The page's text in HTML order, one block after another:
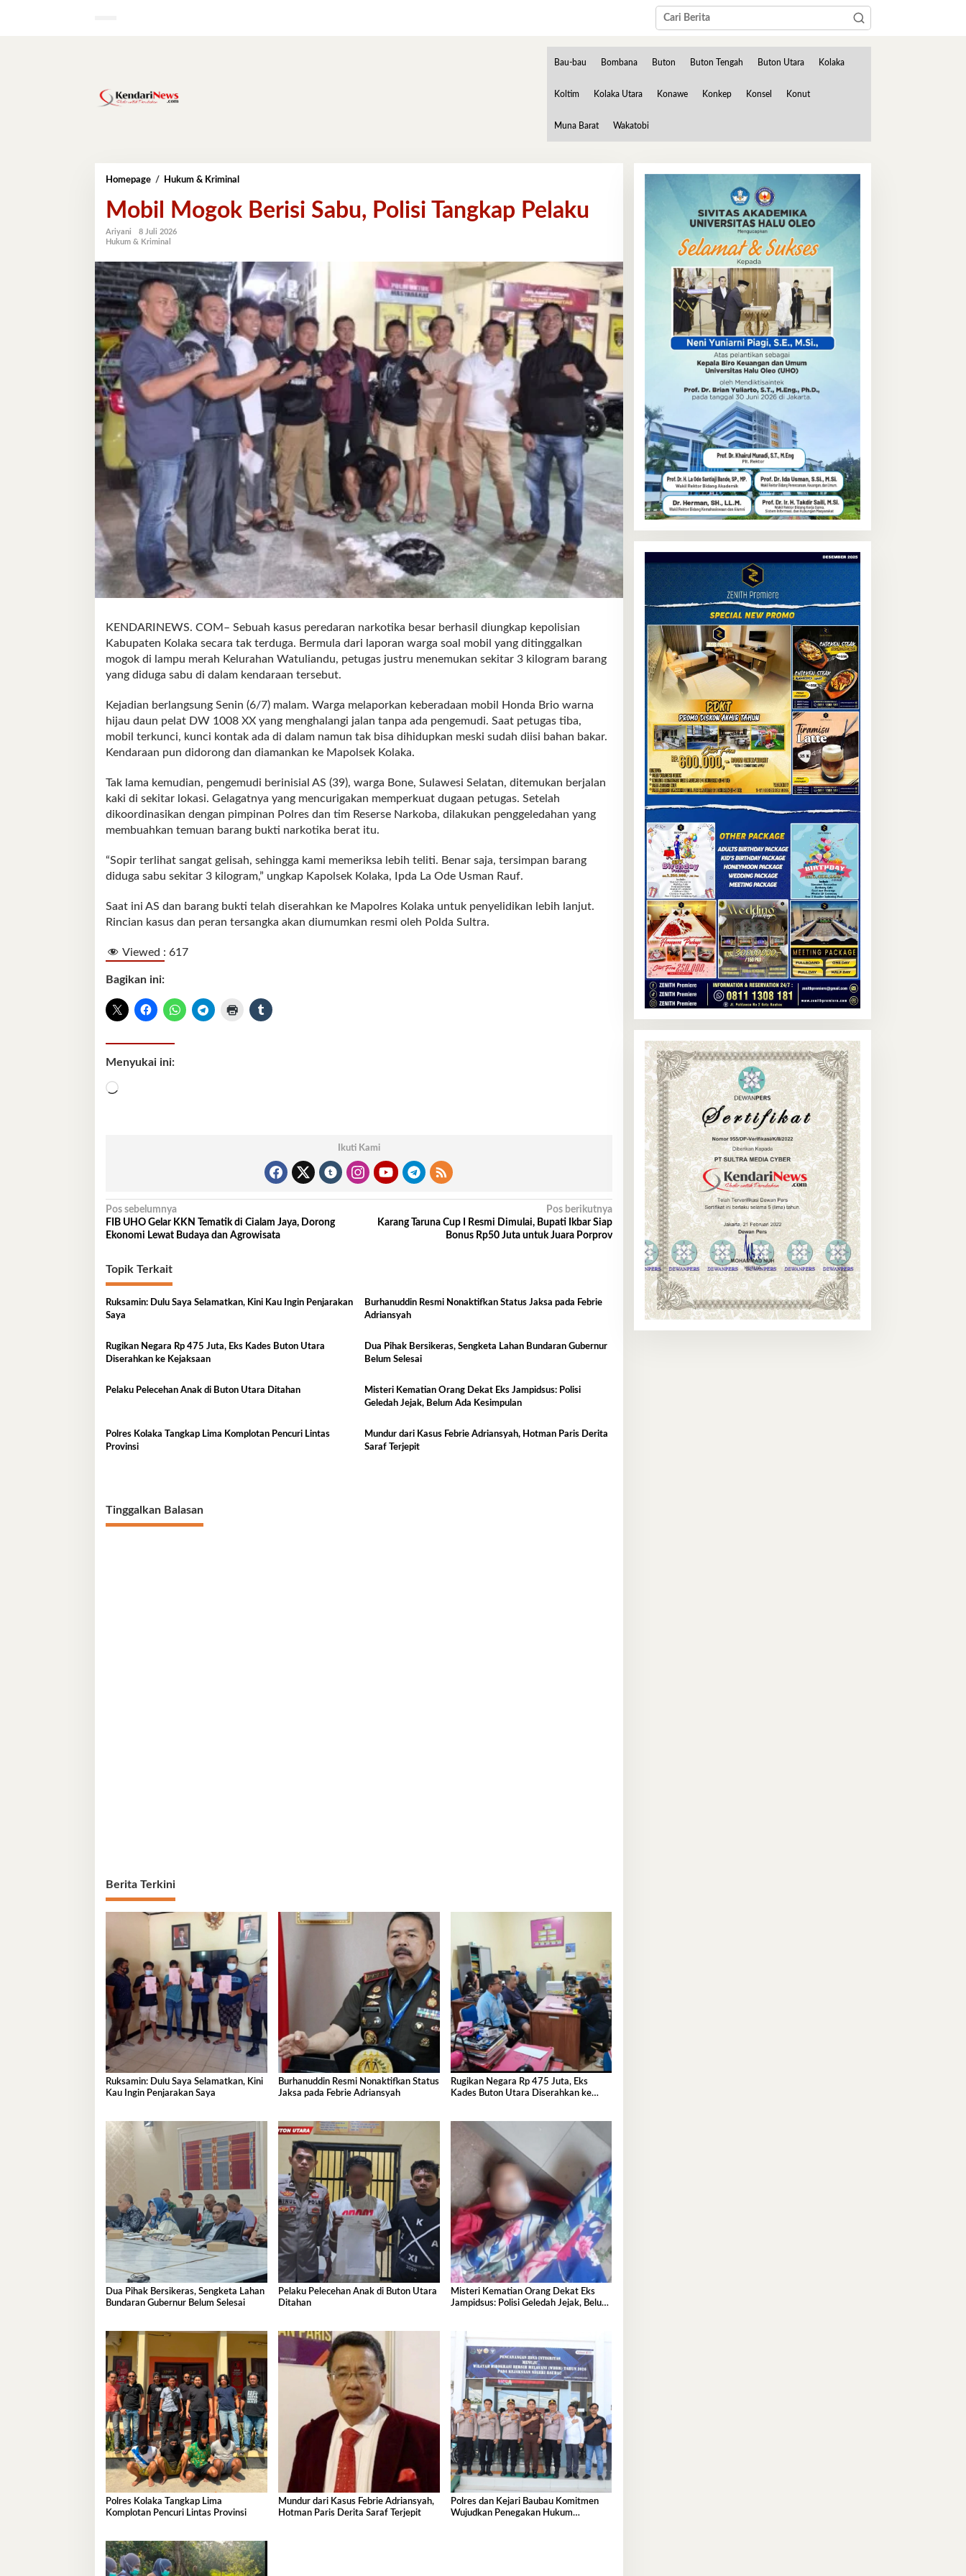
Bau-bau Bombana Buton Buton Tengah Buton Utara Kolaka
Koltim Kolaka Utara Konawe Konkep Konsel Konut
Muna Barat Wakatobi
Homepage / Hukum & Kriminal
Berisi
Sabu,
Mobil Mogok Berisi Sabu, Polisi Tangkap Pelaku
Ariyani
8 Juli 2026
Hukum & Kriminal
KENDARINEWS. COM– Sebuah kasus peredaran narkotika besar berhasil diungkap kepolisian
Kabupaten Kolaka secara tak terduga. Bermula dari laporan warga soal mobil yang ditinggalkan
mogok di lampu merah Kelurahan Watuliandu, petugas justru menemukan sekitar 3 kilogram barang
yang diduga sabu di dalam kendaraan tersebut.
Kejadian berlangsung Senin (6/7) malam. Warga melaporkan keberadaan mobil Honda Brio warna
hijau daun pelat DW 1008 XX yang menghalangi jalan tanpa ada pengemudi. Saat petugas tiba,
mobil terkunci, kunci kontak ada di dalam namun tak bisa dihidupkan meski sudah diisi bahan bakar.
Kendaraan pun didorong dan diamankan ke Mapolsek Kolaka.
Tak lama kemudian, pengemudi berinisial AS (39), warga Bone, Sulawesi Selatan, ditemukan berjalan
kaki di sekitar lokasi. Gelagatnya yang mencurigakan memperkuat dugaan petugas. Setelah
dikoordinasikan dengan pimpinan Polres dan tim Reserse Narkoba, dilakukan penggeledahan yang
membuahkan temuan barang bukti narkotika berat itu.
“Sopir terlihat sangat gelisah, sehingga kami memeriksa lebih teliti. Benar saja, tersimpan barang
diduga sabu sekitar 3 kilogram,” ungkap Kapolsek Kolaka, Ipda La Ode Usman Rauf.
Saat ini AS dan barang bukti telah diserahkan ke Mapolres Kolaka untuk penyelidikan lebih lanjut.
Rincian kasus dan peran tersangka akan diumumkan resmi oleh Polda Sultra.
Viewed : 617
Bagikan ini:
Menyukai ini:
Memuat...
Ikuti Kami
Navigasi
pos
Pos sebelumnya
FIB UHO Gelar KKN Tematik di Cialam Jaya, Dorong
Ekonomi Lewat Budaya dan Agrowisata
Pos berikutnya
Karang Taruna Cup I Resmi Dimulai, Bupati Ikbar Siap
Bonus Rp50 Juta untuk Juara Porprov
Topik Terkait
Ruksamin: Dulu Saya Selamatkan, Kini Kau Ingin Penjarakan
Saya
Burhanuddin Resmi Nonaktifkan Status Jaksa pada Febrie
Adriansyah
Rugikan Negara Rp 475 Juta, Eks Kades Buton Utara
Diserahkan ke Kejaksaan
Dua Pihak Bersikeras, Sengketa Lahan Bundaran Gubernur
Belum Selesai
Pelaku Pelecehan Anak di Buton Utara Ditahan
Misteri Kematian Orang Dekat Eks Jampidsus: Polisi
Geledah Jejak, Belum Ada Kesimpulan
Polres Kolaka Tangkap Lima Komplotan Pencuri Lintas
Provinsi
Mundur dari Kasus Febrie Adriansyah, Hotman Paris Derita
Saraf Terjepit
Tinggalkan Balasan
Berita Terkini
Ruksamin: Dulu Saya Selamatkan, Kini
Kau Ingin Penjarakan Saya
Burhanuddin Resmi Nonaktifkan Status
Jaksa pada Febrie Adriansyah
Rugikan Negara Rp 475 Juta, Eks
Kades Buton Utara Diserahkan ke
Dua Pihak Bersikeras, Sengketa Lahan
Bundaran Gubernur Belum Selesai
Pelaku Pelecehan Anak di Buton Utara
Ditahan
Misteri Kematian Orang Dekat Eks
Jampidsus: Polisi Geledah Jejak, Belum
Polres Kolaka Tangkap Lima
Komplotan Pencuri Lintas Provinsi
Mundur dari Kasus Febrie Adriansyah,
Hotman Paris Derita Saraf Terjepit
Polres dan Kejari Baubau Komitmen
Wujudkan Penegakan Hukum